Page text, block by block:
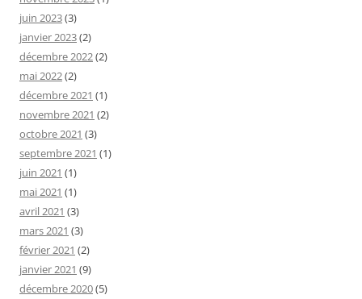
juin 2023(3)
janvier 2023(2)
décembre 2022(2)
mai 2022(2)
décembre 2021 (1)
novembre 2021 (2)
octobre 2021 (3)
septembre 2021 (1)
juin 2021 (1)
mai 2021 (1)
avril 2021 (3)
mars 2021 (3)
février 2021 (2)
janvier 2021 (9)
décembre 2020(5)